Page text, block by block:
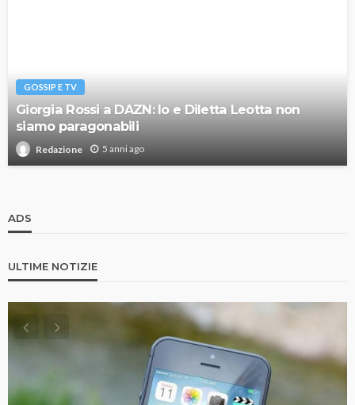
GOSSIP E TV
Giorgia Rossi a DAZN: Io e Diletta Leotta non
siamo paragonabili
Redazione 5 anni ago
ADS
ULTIME NOTIZIE